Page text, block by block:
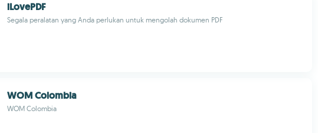
iLovePDF
Segala peralatan yang Anda perlukan untuk mengolah dokumen PDF
WOM Colombia
WOM Colombia